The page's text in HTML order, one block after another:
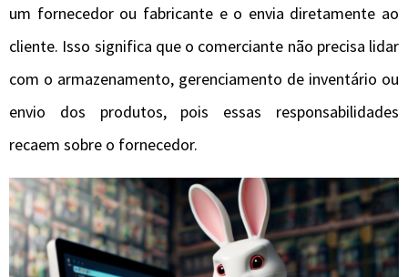
um fornecedor ou fabricante e o envia diretamente ao
cliente. Isso significa que o comerciante não precisa lidar
com o armazenamento, gerenciamento de inventário ou
envio dos produtos, pois essas responsabilidades
recaem sobre o fornecedor.